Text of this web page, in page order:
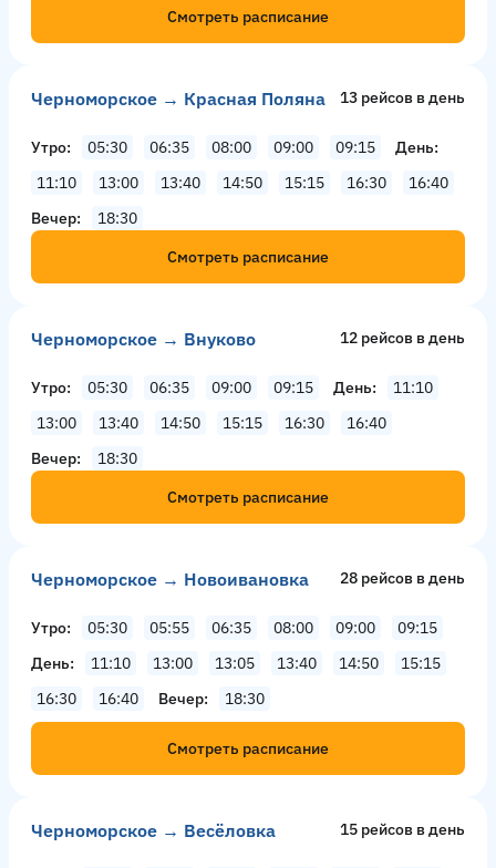
Смотреть расписание
Черноморское → Красная Поляна 13 рейсов в день
Утро 05:30 06:35 08:00 09:00 09:15
День
11:10
13:00 13:40 14:50 15:15 16:30
16:40
Вечер
18:30
Смотреть расписание
Черноморское → Внуково 12 рейсов в день
Утро 05:30 06:35 09:00 09:15 День
11:10
13:00
13:40 14:50 15:15 16:30
16:40
Вечер
18:30
Смотреть расписание
Черноморское → Новоивановка 28 рейсов в день
Утро 05:30 05:55 06:35 08:00 09:00
09:15
День
11:10 13:00 13:05 13:40 14:50
15:15
16:30
16:40 Вечер 18:30
Смотреть расписание
Черноморское → Весёловка 15 рейсов в день